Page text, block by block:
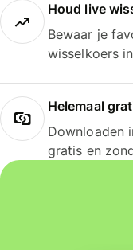
Houd live
Bewaar je
wisselkoers
Helemaal
Downloaden
gratis en